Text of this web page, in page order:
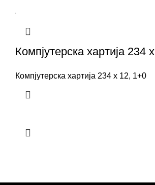
Компјутерска хартија 234
Компјутерска хартија 234 x 12, 1+0